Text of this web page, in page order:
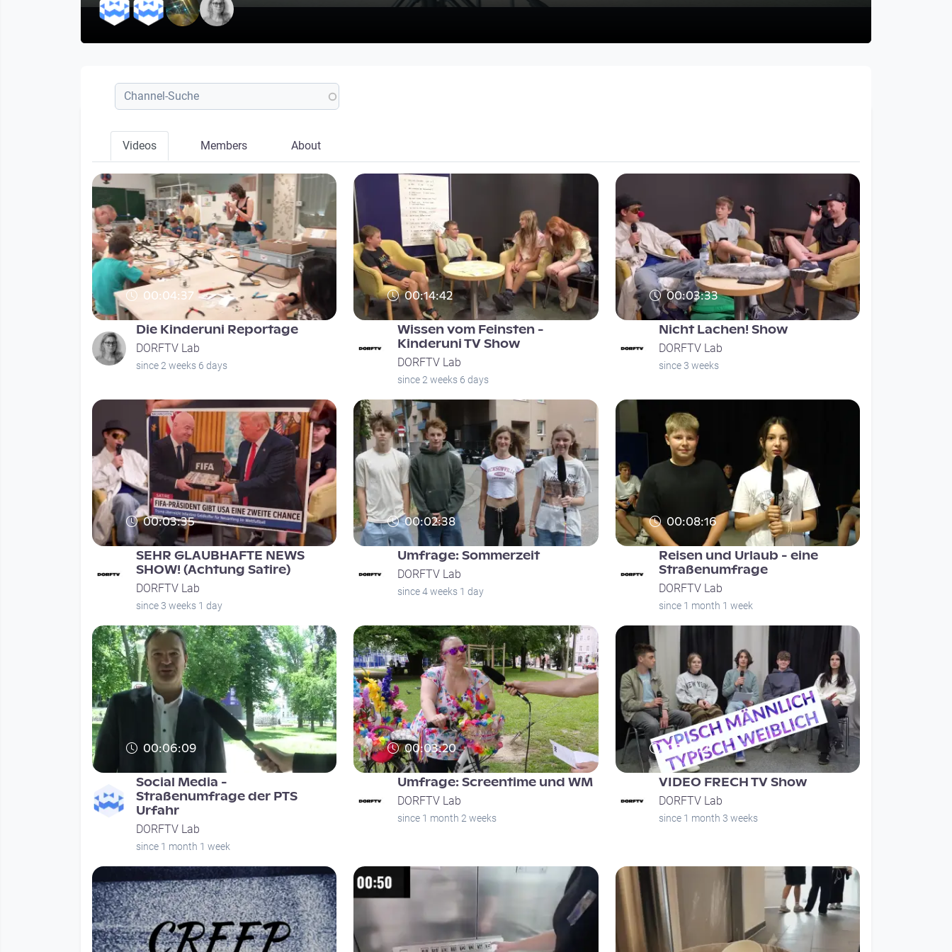
Videos Members About
00:04:37
Die Kinderuni Reportage
DORFTV Lab
since 2 weeks 6 days
00:14:42
Wissen vom Feinsten -
Kinderuni TV Show
DORFTV Lab
since 2 weeks 6 days
00:03:33
Nicht Lachen! Show
DORFTV Lab
since 3 weeks
00:03:35
SEHR GLAUBHAFTE NEWS
SHOW! (Achtung Satire)
DORFTV Lab
since 3 weeks 1 day
00:02:38
Umfrage: Sommerzeit
DORFTV Lab
since 4 weeks 1 day
00:08:16
Reisen und Urlaub - eine
Straßenumfrage
DORFTV Lab
since 1 month 1 week
00:06:09
Social Media -
Straßenumfrage der PTS
Urfahr
DORFTV Lab
since 1 month 1 week
00:03:20
Umfrage: Screentime und WM
DORFTV Lab
since 1 month 2 weeks
00:10:21
VIDEO FRECH TV Show
DORFTV Lab
since 1 month 3 weeks